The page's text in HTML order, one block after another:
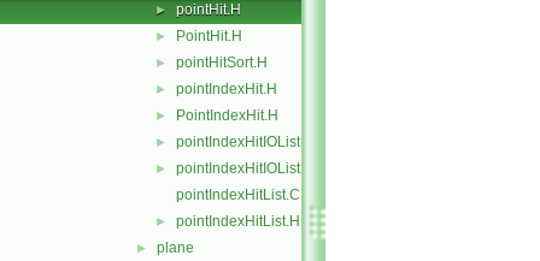
► pointHit.H
► PointHit.H
► pointHitSort.H
► pointIndexHit.H
► PointIndexHit.H
► pointIndexHitIOList.C
►
pointIndexHitIOList.H
pointIndexHitList.C
► pointIndexHitList.H
► plane